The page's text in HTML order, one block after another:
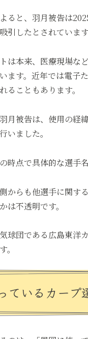
ると、羽月被告は
引したとされています
は本来、医療現場な
ます。近年では電子
ることもあります。
月被告は、使用の経
いました。
時点で具体的な選手
からも他選手に関す
は不透明です。
球団である広島東洋
。
っているカー